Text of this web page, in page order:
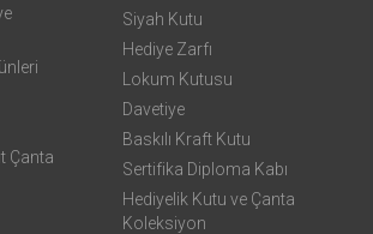
Çanta
Siyah Kutu
Hediye Zarfı
Lokum Kutusu
Davetiye
Baskılı Kraft Kutu
Sertifika Diploma Kabı
Hediyelik Kutu ve Çanta
Koleksiyon